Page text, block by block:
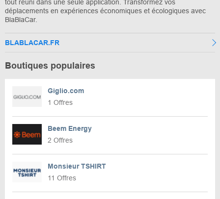
tout réuni dans une seule application. Transformez vos
déplacements en expériences économiques et écologiques avec
BlaBlaCar.
BLABLACAR.FR
Boutiques populaires
Giglio.com
1 Offres
Beem Energy
2 Offres
Monsieur TSHIRT
11 Offres